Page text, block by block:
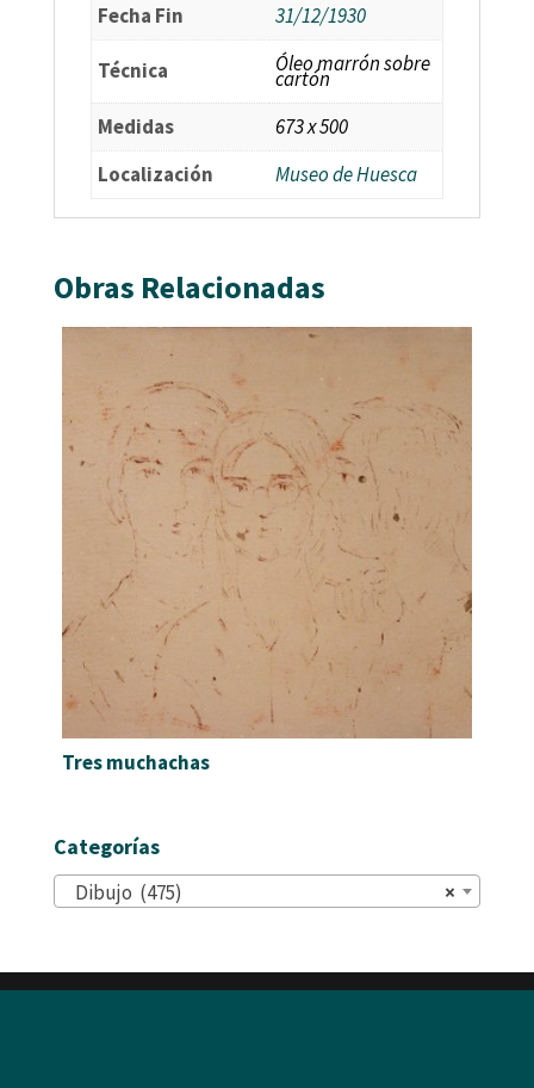
Fecha Fin
31/12/1930
Técnica Óleo marrón sobre
cartón
Medidas
673 x 500
Localización
Museo de Huesca
Obras Relacionadas
Tres muchachas
Categorías
×
Dibujo (475)